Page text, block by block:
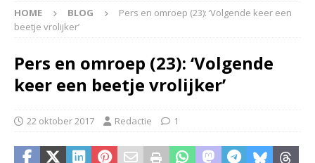
HOME BLOG
Pers en omroep (23): ‘Volgende keer een
beetje vrolijker’
Pers en omroep (23): ‘Volgende
keer een beetje vrolijker’
22 oktober 2017 Redactie 1